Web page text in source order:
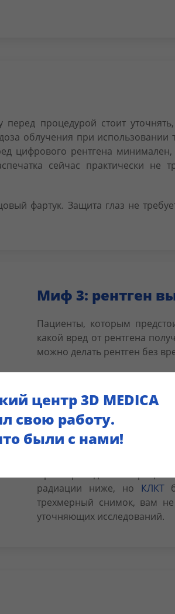
процедурой стоит
облучения при
цифрового рентгена минимален,
сейчас практически не
фартук. Защита глаз не
Миф 3: рентген
Пациенты, которым
какой вред от рентгена
можно делать рентген без
Допустимая доза
делать значительное
для организма, но,
столько исследований.
100 000 мкЗв может
Смертельная доза — 7
При проведении
радиации ниже, но КЛКТ
трехмерный снимок, вам не
уточняющих исследований.
центр 3D MEDICA
свою работу.
были с нами!